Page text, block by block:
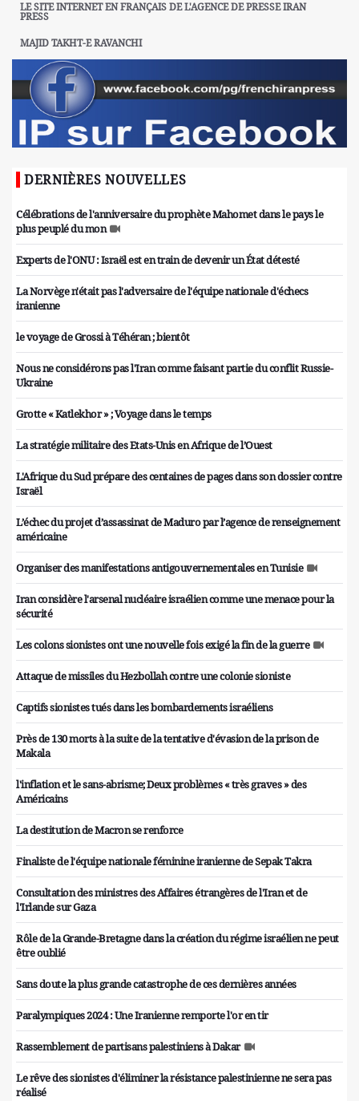
LE SITE INTERNET EN FRANÇAIS DE L'AGENCE DE PRESSE IRAN
PRESS
MAJID TAKHT-E RAVANCHI
DERNIÈRES NOUVELLES
Célébrations de l'anniversaire du prophète Mahomet dans le pays le
plus peuplé du mon
Experts de l'ONU : Israël est en train de devenir un État détesté
La Norvège n'était pas l'adversaire de l'équipe nationale d'échecs
iranienne
le voyage de Grossi à Téhéran ; bientôt
Nous ne considérons pas l'Iran comme faisant partie du conflit Russie-
Ukraine
Grotte « Katlekhor » ; Voyage dans le temps
La stratégie militaire des Etats-Unis en Afrique de l’Ouest
L'Afrique du Sud prépare des centaines de pages dans son dossier contre
Israël
L’échec du projet d’assassinat de Maduro par l’agence de renseignement
américaine
Organiser des manifestations antigouvernementales en Tunisie
Iran considère l'arsenal nucléaire israélien comme une menace pour la
sécurité
Les colons sionistes ont une nouvelle fois exigé la fin de la guerre
Attaque de missiles du Hezbollah contre une colonie sioniste
Captifs sionistes tués dans les bombardements israéliens
Près de 130 morts à la suite de la tentative d'évasion de la prison de
Makala
l'inflation et le sans-abrisme; Deux problèmes « très graves » des
Américains
La destitution de Macron se renforce
Finaliste de l'équipe nationale féminine iranienne de Sepak Takra
Consultation des ministres des Affaires étrangères de l'Iran et de
l'Irlande sur Gaza
Rôle de la Grande-Bretagne dans la création du régime israélien ne peut
être oublié
Sans doute la plus grande catastrophe de ces dernières années
Paralympiques 2024 : Une Iranienne remporte l'or en tir
Rassemblement de partisans palestiniens à Dakar
Le rêve des sionistes d'éliminer la résistance palestinienne ne sera pas
réalisé